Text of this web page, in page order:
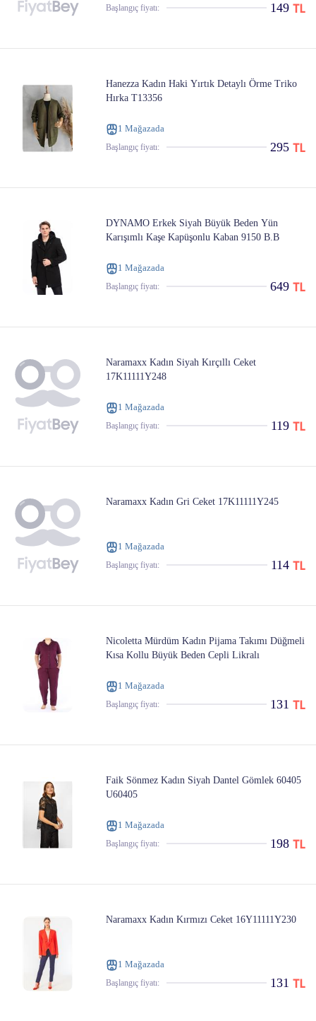
Başlangıç ​​fiyatı: 149
Hanezza Kadın Haki Yırtık Detaylı Örme Triko
Hırka T13356
1 Mağazada
Başlangıç ​​fiyatı: 295
DYNAMO Erkek Siyah Büyük Beden Yün
Karışımlı Kaşe Kapüşonlu Kaban 9150 B.B
1 Mağazada
Başlangıç ​​fiyatı: 649
Naramaxx Kadın Siyah Kırçıllı Ceket
17K11111Y248
1 Mağazada
Başlangıç ​​fiyatı: 119
Naramaxx Kadın Gri Ceket 17K11111Y245
1 Mağazada
Başlangıç ​​fiyatı: 114
Nicoletta Mürdüm Kadın Pijama Takımı Düğmeli
Kısa Kollu Büyük Beden Cepli Likralı
1 Mağazada
Başlangıç ​​fiyatı: 131
Faik Sönmez Kadın Siyah Dantel Gömlek 60405
U60405
1 Mağazada
Başlangıç ​​fiyatı: 198
Naramaxx Kadın Kırmızı Ceket 16Y11111Y230
1 Mağazada
Başlangıç ​​fiyatı: 131